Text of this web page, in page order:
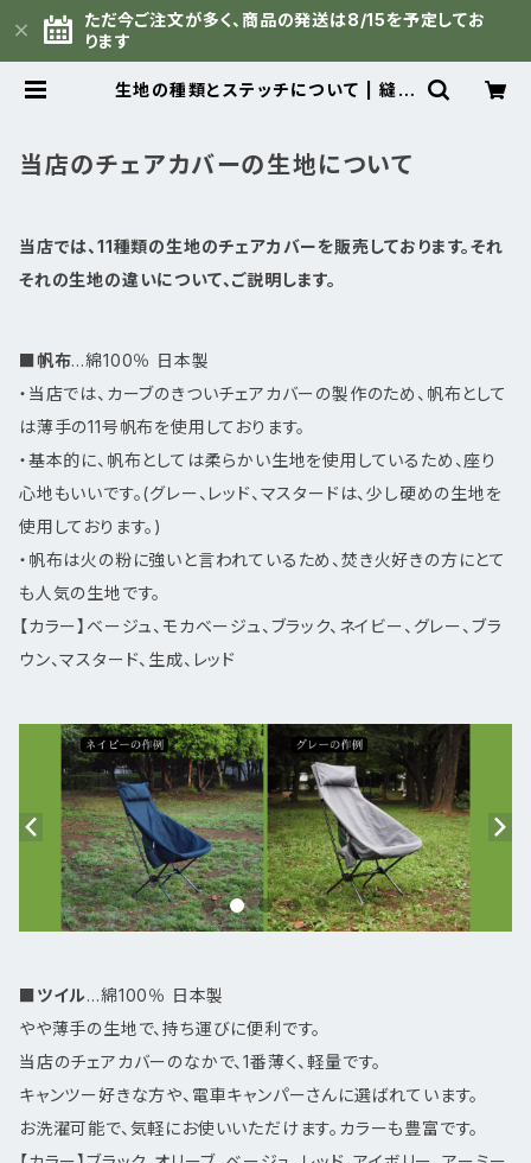
ただ今ご注文が多く、商品の発送は8/15を予定してお
ります
生地の種類とステッチについて | 縫製
当店のチェアカバーの生地について
当店では、11種類の生地のチェアカバーを販売しております。それ
それの生地の違いについて、ご説明します。
■帆布…綿100％ 日本製
・当店では、カーブのきついチェアカバーの製作のため、帆布として
は薄手の11号帆布を使用しております。
・基本的に、帆布としては柔らかい生地を使用しているため、座り
心地もいいです。(グレー、レッド、マスタードは、少し硬めの生地を
使用しております。)
・帆布は火の粉に強いと言われているため、焚き火好きの方にとて
も人気の生地です。
【カラー】ベージュ、モカベージュ、ブラック、ネイビー、グレー、ブラ
ウン、マスタード、生成、レッド
■ツイル…綿100％ 日本製
やや薄手の生地で、持ち運びに便利です。
当店のチェアカバーのなかで、1番薄く、軽量です。
キャンツー好きな方や、電車キャンパーさんに選ばれています。
お洗濯可能で、気軽にお使いいただけます。カラーも豊富です。